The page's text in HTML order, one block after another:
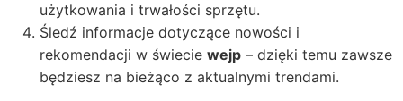
użytkowania i trwałości sprzętu.
Śledź informacje dotyczące nowości i
rekomendacji w świecie wejp – dzięki temu zawsze
będziesz na bieżąco z aktualnymi trendami.